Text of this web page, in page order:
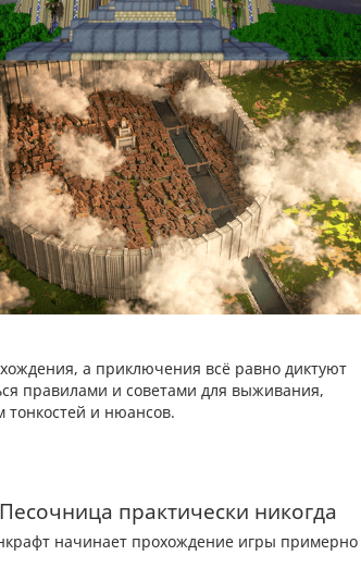
а приключения всё равно диктуют
правилами и советами для выживания,
и нюансов.
практически никогда
начинает прохождение игры примерно